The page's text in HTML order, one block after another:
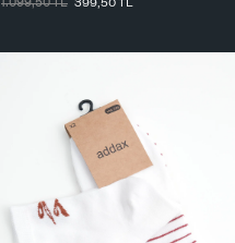
1.099,50TL 399,50TL